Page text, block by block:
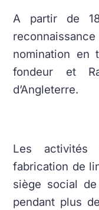
A partir de
nomination en
fondeur et
d’Angleterre.
Les
fabrication de
siège social
pendant plus